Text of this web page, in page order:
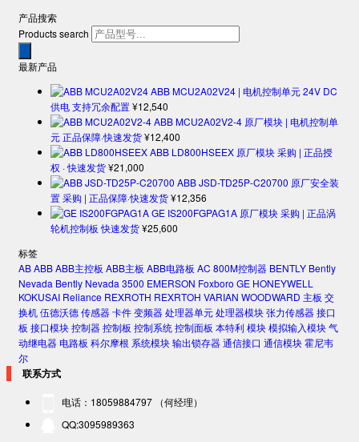
产品搜索
Products search
最新产品
ABB MCU2A02V24 | 电机控制单元 24V DC
供电 支持冗余配置¥12,540
ABB MCU2A02V2-4 原厂模块 | 电机控制单
元 正品保障·快速发货¥12,400
ABB LD800HSEEX 原厂模块 采购 | 正品授
权 · 快速发货¥21,000
ABB JSD-TD25P-C20700 原厂安全装
置 采购 | 正品保障·快速发货¥12,356
GE IS200FGPAG1A 原厂模块 采购 | 正品涡
轮机控制板 快速发货¥25,600
标签
ABABBABB主控板 ABB主板 ABB电路板 AC 800M控制器 BENTLY Bently
Nevada Bently Nevada 3500 EMERSON Foxboro GE HONEYWELL
KOKUSAI Reliance REXROTH REXRTOH VARIAN WOODWARD 主板 交
换机伍德沃德传感器卡件变频器处理器单元处理器模块张力传感器接口
板 接口模块控制器控制板 控制系统控制面板 本特利模块模拟输入模块气
动继电器电路板 科尔摩根 系统模块输出锁存器通信接口 通信模块霍尼韦
尔
联系方式
电话：18059884797 （何经理）
QQ:3095989363